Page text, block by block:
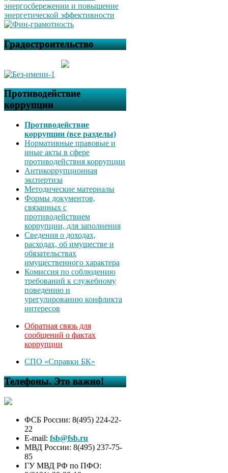
Градостроительство
Противодействие
коррупции
Противодействие
коррупции (все разделы)
Нормативные правовые и
иные акты в сфере
противодействия коррупции
Антикоррупционная
экспертиза
Методические материалы
Формы документов,
связанных с
противодействием
коррупции, для заполнения
Сведения о доходах,
расходах, об имуществе и
обязательствах
имущественного характера
Комиссия по соблюдению
требований к служебному
поведению и
урегулированию конфликта
интересов
Обратная связь для
сообщений о фактах
коррупции
СПО «Справки БК»
Телефоны. Это важно!
ФСБ России: 8(495) 224-22-
22
E-mail: fsb@fsb.ru
МВД России: 8(495) 237-75-
85
ГУ МВД РФ по ПФО: